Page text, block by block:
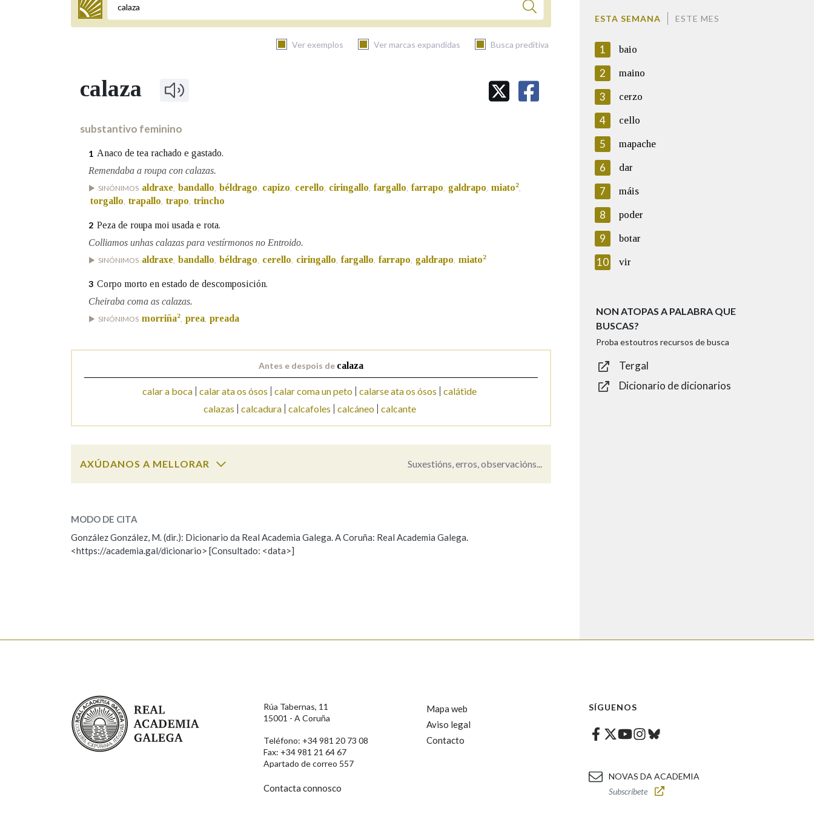
Termo a buscar
Ver exemplos Ver marcas expandidas Busca preditiva
BUSCAR NOS LEMAS
Remata por
Marcas gramaticais
calaza
substantivo feminino
1 Anaco de tea rachado e gastado.
Remendaba a roupa con calazas.
SINÓNIMOS aldraxe, bandallo, béldrago, capizo, cerello, ciringallo, fargallo, farrapo, galdrapo, miato2,
torgallo, trapallo, trapo, trincho
2 Peza de roupa moi usada e rota.
Colliamos unhas calazas para vestírmonos no Entroido.
SINÓNIMOS aldraxe, bandallo, béldrago, cerello, ciringallo, fargallo, farrapo, galdrapo, miato2
3 Corpo morto en estado de descomposición.
Cheiraba coma as calazas.
SINÓNIMOS morriña2 prea preada
Antes e despois de calaza
calar a boca calar ata os ósos calar coma un peto calarse ata os ósos
calátide
calazas
calcadura calcafoles calcáneo calcante
AXÚDANOS A MELLORAR Suxestións, erros, observacións...
ESCOLLE UNHA OPCIÓN:
Observación Hai un erro na palabra Propoño mellorar a definición
Comentario
MODO DE CITA
González González, M. (dir.): Dicionario da Real Academia Galega. A Coruña: Real Academia Galega.
<https://academia.gal/dicionario> [Consultado: <data>]
ESTA SEMANA ESTE MES
1 baio
2 maino
3 cerzo
4 cello
5 mapache
6 dar
7 máis
8 poder
9 botar
10 vir
NON ATOPAS A PALABRA QUE
BUSCAS?
Proba estoutros recursos de busca
Tergal
Dicionario de dicionarios
Real Academia Galega
Rúa Tabernas, 11
15001 - A Coruña
Teléfono: +34 981 20 73 08
Fax: +34 981 21 64 67
Apartado de correo 557
Contacta connosco
Mapa web
Aviso legal
Contacto
SÍGUENOS
Facebook
Twitter
Youtube
Instagram
Bluesky
NOVAS DA ACADEMIA
Subscríbete